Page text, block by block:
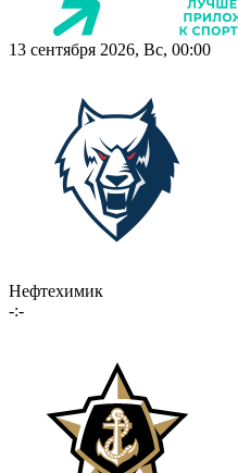
13 сентября 2026, Вс, 00:00
Нефтехимик
-:-